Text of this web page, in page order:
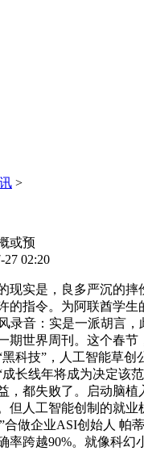
>
或预
02:20
实是，良多严沉的摔伤
的指令。为阿联酋学
录音：实是一派胡言
期世界周刊。这个春
科技”，人工智能草
长线年将成为决定该
，都失败了。启动脑
但人工智能创制的就
合做企业ASI创始人 帕
率跨越90%。就像科